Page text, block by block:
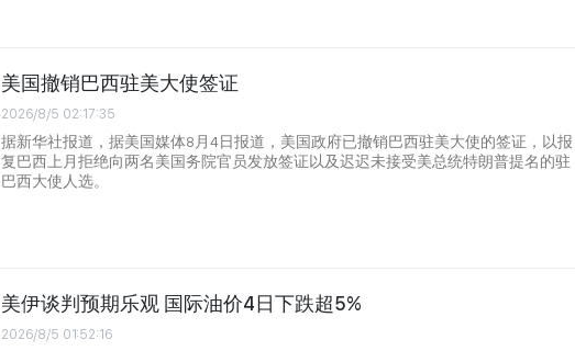
美国撤销巴西驻美大使签证
2026/8/5 02:17:35
据新华社报道，据美国媒体8月4日报道，美国政府已撤销巴西驻美大使的签证，以报
复巴西上月拒绝向两名美国务院官员发放签证以及迟迟未接受美总统特朗普提名的驻
巴西大使人选。
美伊谈判预期乐观 国际油价4日下跌超5%
2026/8/5 01:52:16